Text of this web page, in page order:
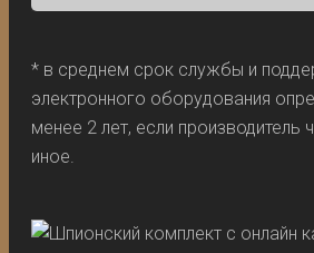
* в среднем срок службы и
электронного оборудования
менее 2 лет, если производитель
иное.